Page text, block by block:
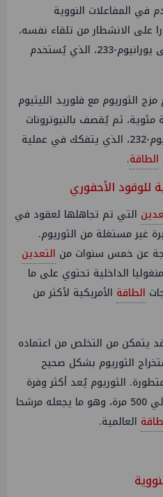
في المفاعلات النووية
على الانشطار من تلقاء نفسه،
لكنه "خصيب" ويمكن تحويله إلى يورانيوم-233، الذي يُستخدم
الثوريوم مع فلوريد الليثيوم
إلى حوالي 1400 درجة مئوية، ثم يُقصف بالنيوترونات
حتى يبدأ في التحول إلى يورانيوم-232، الذي يتفكك في عملية
الطاقة.
للوقود الأحفوري
التي تم تجاهلها لعقود في
غير مستغلة من الثوريوم.
عن خمس سنوات من التعدين
الداخلية تحتوي على ما
الطاقة الأمريكية لأكثر من
يتمكن من التخلص من اعتماده
الثوريوم بشكل صحيح
الثوريوم يُعد أكثر وفرة
في الطبيعة من اليورانيوم بحوالي 500 مرة، وهو ما يجعله مرشحا
العالمية.